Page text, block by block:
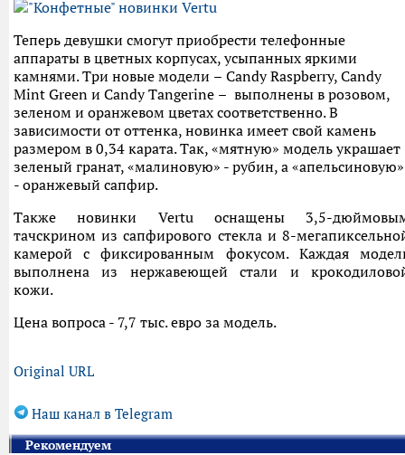
Теперь девушки смогут приобрести телефонные
аппараты в цветных корпусах, усыпанных яркими
камнями. Три новые модели – Candy Raspberry, Candy
Mint Green и Candy Tangerine – выполнены в розовом,
зеленом и оранжевом цветах соответственно. В
зависимости от оттенка, новинка имеет свой камень
размером в 0,34 карата. Так, «мятную» модель украшает
зеленый гранат, «малиновую» - рубин, а «апельсиновую»
- оранжевый сапфир.
Также новинки Vertu оснащены 3,5-
тачскрином из сапфирового стекла и 8-
камерой с фиксированным фокусом. Каждая
выполнена из нержавеющей стали и
кожи.
Цена вопроса - 7,7 тыс. евро за модель.
Original URL
Наш канал в Telegram
Рекомендуем